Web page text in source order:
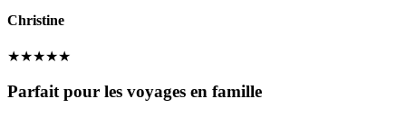
Christine
★★★★★
Parfait pour les voyages en famille